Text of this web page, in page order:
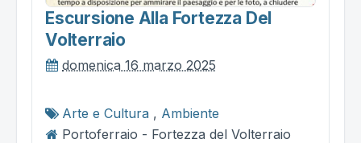
Escursione Alla Fortezza Del
Volterraio
domenica 16 marzo 2025
Arte e Cultura , Ambiente
Portoferraio - Fortezza del Volterraio